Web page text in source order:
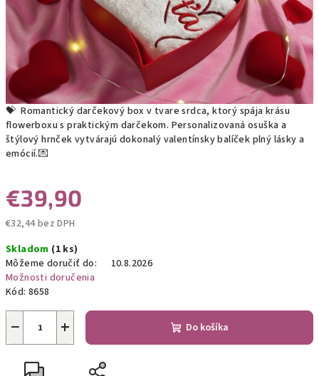
💝 Romantický darčekový box v tvare srdca, ktorý spája krásu
flowerboxu s praktickým darčekom. Personalizovaná osuška a
štýlový hrnček vytvárajú dokonalý valentínsky balíček plný lásky a
emócií.💌
€39,90
€32,44 bez DPH
cena:
Skladom (1 ks)
Môžeme doručiť do:
10.8.2026
Možnosti doručenia
Kód: 8658
+
− Do košíka